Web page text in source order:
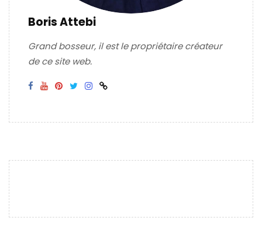
Boris Attebi
Grand bosseur, il est le propriétaire créateur
de ce site web.